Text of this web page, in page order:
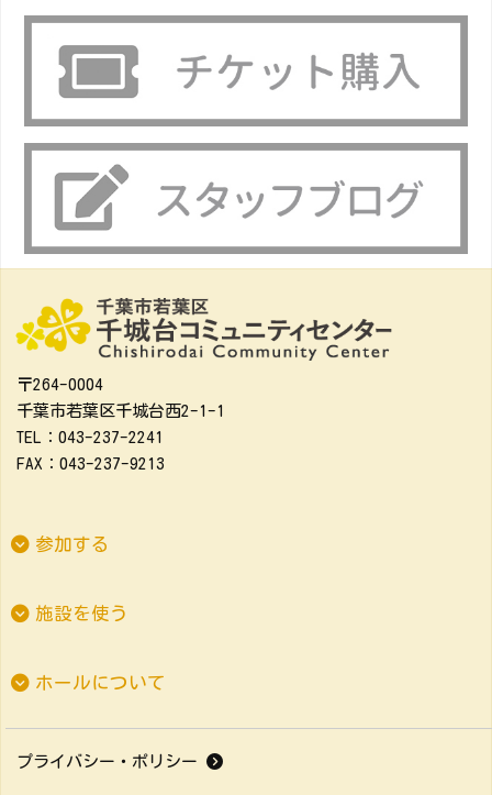
〒264-0004
千葉市若葉区千城台西2-1-1
TEL：043-237-2241
FAX：043-237-9213
参加する
施設を使う
ホールについて
プライバシー・ポリシー